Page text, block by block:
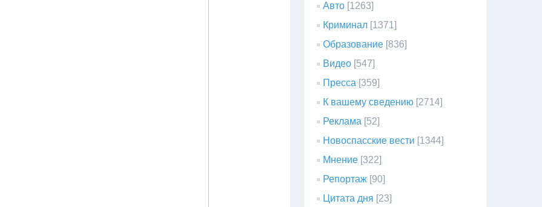
Авто [1263]
Криминал [1371]
Образование [836]
Видео [547]
Пресса [359]
К вашему сведению [2714]
Реклама [52]
Новоспасские вести [1344]
Мнение [322]
Репортаж [90]
Цитата дня [23]